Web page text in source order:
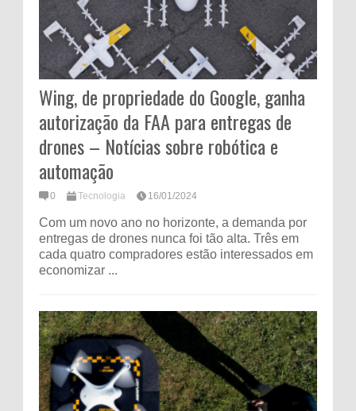
Wing, de propriedade do Google, ganha
autorização da FAA para entregas de
drones – Notícias sobre robótica e
automação
0 Tecnologia 16/01/2024
Com um novo ano no horizonte, a demanda por
entregas de drones nunca foi tão alta. Três em
cada quatro compradores estão interessados ​​em
economizar ...